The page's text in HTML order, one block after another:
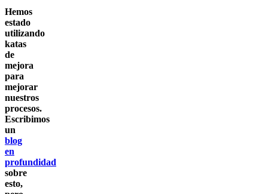
Hemos
estado
utilizando
katas
de
mejora
para
mejorar
nuestros
procesos.
Escribimos
un
blog
en
profundidad
sobre
esto,